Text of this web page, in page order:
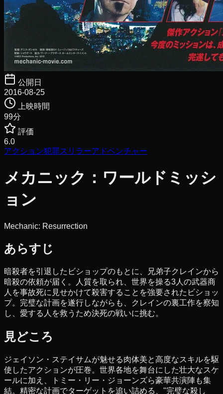
公開日
2016-08-25
上映時間
99分
評価
6.0
アクション犯罪スリラーアドベンチャー
メカニック：ワールドミッシ
ョン
Mechanic: Resurrection
あらすじ
暗殺者を引退したビショップのもとに、兄弟子クレインから
暗殺の依頼が届く。人質を取られ、世界を操る3人の武器商
人を事故死に見せかけて殺害することを強要されたビショッ
プ。完璧な計画を遂行しながらも、クレインの裏工作を察知
し、愛する人を救うため決死の戦いに挑む。
見どころ
ジェイソン・ステイサムが魅せる肉体美と高度なスキルを駆
使したアクションが圧巻。世界各地を舞台にした壮大なスケ
ールに加え、トミー・リー・ジョーンズら豪華共演陣も集
結。精密な計画でターゲットを追い詰める、"完璧な殺し